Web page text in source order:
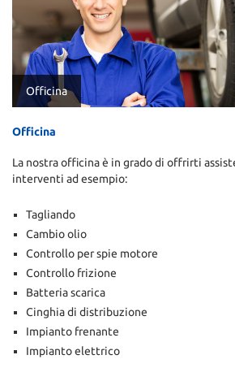
Officina
Officina
La nostra officina è in grado di offrirti
interventi ad esempio:
Tagliando
Cambio olio
Controllo per spie motore
Controllo frizione
Batteria scarica
Cinghia di distribuzione
Impianto frenante
Impianto elettrico